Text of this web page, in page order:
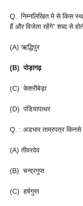
Q. निम्नलिखित मे से किस
हैं और विजेता रहेंगे” शब्द से
(A) ऋद्धिपुर
(B) पोड़ागढ़
(C) केशरीबेड़ा
(D) पंडियापाथर
Q. : अडभार ताम्रपत्र
(A) तीवरदेव
(B) चन्द्रगुप्त
(C) हर्षगुप्त